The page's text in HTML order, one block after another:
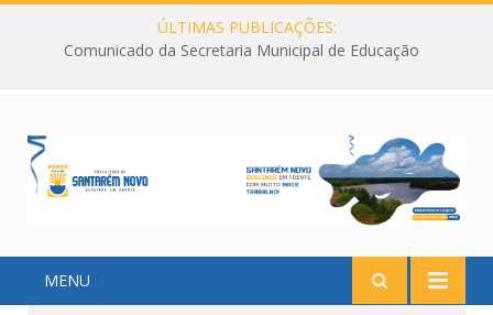
ÚLTIMAS PUBLICAÇÕES:
Comunicado da Secretaria Municipal de Educação
MENU